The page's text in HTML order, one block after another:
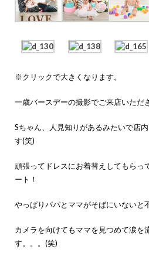
※クリックで大きくなります。
一歳バースデーの撮影でご来店いただ
Sちゃん、人見知りがあるみたいで店
す(笑)
頑張ってドレスにお着替えしてもらっ
ート！
やっぱりパパとママがそばにいないと
カメラを向けてもママを見つめて涙を
す。。。(笑)